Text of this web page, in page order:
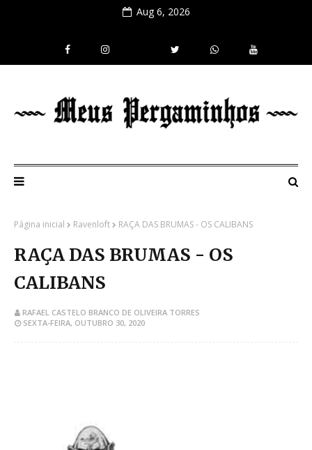
Aug 6, 2026
Página inicial Ravenloft RAÇA DAS BRUMAS - OS CALIBANS
RAÇA DAS BRUMAS - OS
CALIBANS
RAFAEL CASTELO BRANCO DE OLIVEIRA TORRES
SEXTA-FEIRA, OUTUBRO 30, 2020